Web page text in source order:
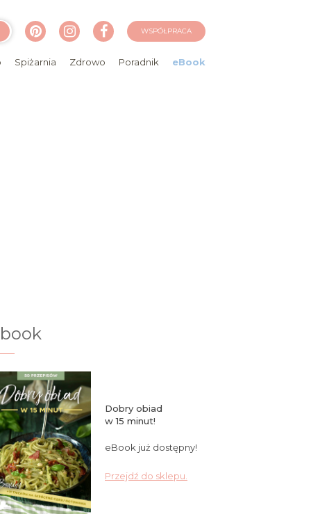
WSPÓŁPRACA
Spiżarnia Zdrowo Poradnik eBook
Dobry obiad
w 15 minut!
eBook już dostępny!
Przejdź do sklepu.